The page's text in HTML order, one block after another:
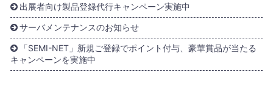
出展者向け製品登録代行キャンペーン実施中
サーバメンテナンスのお知らせ
「SEMI-NET」新規ご登録でポイント付与、豪華賞品が当たる
キャンペーンを実施中